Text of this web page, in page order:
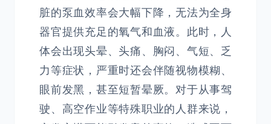
脏的泵血效率会大幅下降，无法为全身
器官提供充足的氧气和血液。此时，人
体会出现头晕、头痛、胸闷、气短、乏
力等症状，严重时还会伴随视物模糊、
眼前发黑，甚至短暂晕厥。对于从事驾
驶、高空作业等特殊职业的人群来说，